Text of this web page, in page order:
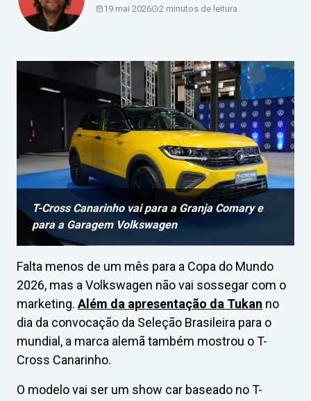
19 mai 2026 2 minutos de leitura
T-Cross Canarinho vai para a Granja Comary e
para a Garagem Volkswagen
Falta menos de um mês para a Copa do Mundo
2026, mas a Volkswagen não vai sossegar com o
marketing. Além da apresentação da Tukan no
dia da convocação da Seleção Brasileira para o
mundial, a marca alemã também mostrou o T-
Cross Canarinho.
O modelo vai ser um show car baseado no T-